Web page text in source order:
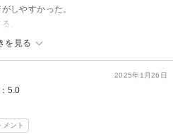
を見る
しやすかった。
。
てくださりありがとうございます。
とうございます！！
うか？
ートできたらと思います！
2025年1月26日
5.0
メント